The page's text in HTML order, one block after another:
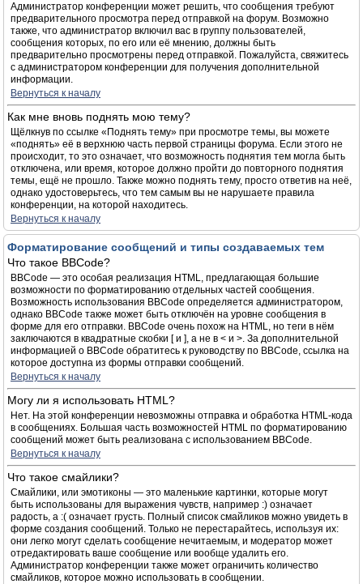
Администратор конференции может решить, что сообщения требуют
предварительного просмотра перед отправкой на форум. Возможно
также, что администратор включил вас в группу пользователей,
сообщения которых, по его или её мнению, должны быть
предварительно просмотрены перед отправкой. Пожалуйста, свяжитесь
с администратором конференции для получения дополнительной
информации.
Вернуться к началу
Как мне вновь поднять мою тему?
Щёлкнув по ссылке «Поднять тему» при просмотре темы, вы можете
«поднять» её в верхнюю часть первой страницы форума. Если этого не
происходит, то это означает, что возможность поднятия тем могла быть
отключена, или время, которое должно пройти до повторного поднятия
темы, ещё не прошло. Также можно поднять тему, просто ответив на неё,
однако удостоверьтесь, что тем самым вы не нарушаете правила
конференции, на которой находитесь.
Вернуться к началу
Форматирование сообщений и типы создаваемых тем
Что такое BBCode?
BBCode — это особая реализация HTML, предлагающая большие
возможности по форматированию отдельных частей сообщения.
Возможность использования BBCode определяется администратором,
однако BBCode также может быть отключён на уровне сообщения в
форме для его отправки. BBCode очень похож на HTML, но теги в нём
заключаются в квадратные скобки [ и ], а не в < и >. За дополнительной
информацией о BBCode обратитесь к руководству по BBCode, ссылка на
которое доступна из формы отправки сообщений.
Вернуться к началу
Могу ли я использовать HTML?
Нет. На этой конференции невозможны отправка и обработка HTML-кода
в сообщениях. Большая часть возможностей HTML по форматированию
сообщений может быть реализована с использованием BBCode.
Вернуться к началу
Что такое смайлики?
Смайлики, или эмотиконы — это маленькие картинки, которые могут
быть использованы для выражения чувств, например :) означает
радость, а :( означает грусть. Полный список смайликов можно увидеть в
форме создания сообщений. Только не перестарайтесь, используя их:
они легко могут сделать сообщение нечитаемым, и модератор может
отредактировать ваше сообщение или вообще удалить его.
Администратор конференции также может ограничить количество
смайликов, которое можно использовать в сообщении.